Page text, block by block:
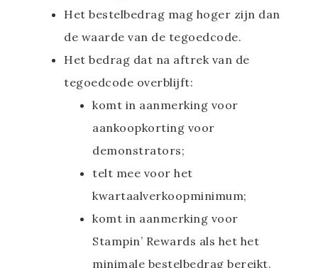
Het bestelbedrag mag hoger zijn dan
de waarde van de tegoedcode.
Het bedrag dat na aftrek van de
tegoedcode overblijft:
komt in aanmerking voor
aankoopkorting voor
demonstrators;
telt mee voor het
kwartaalverkoopminimum;
komt in aanmerking voor
Stampin’ Rewards als het het
minimale bestelbedrag bereikt.